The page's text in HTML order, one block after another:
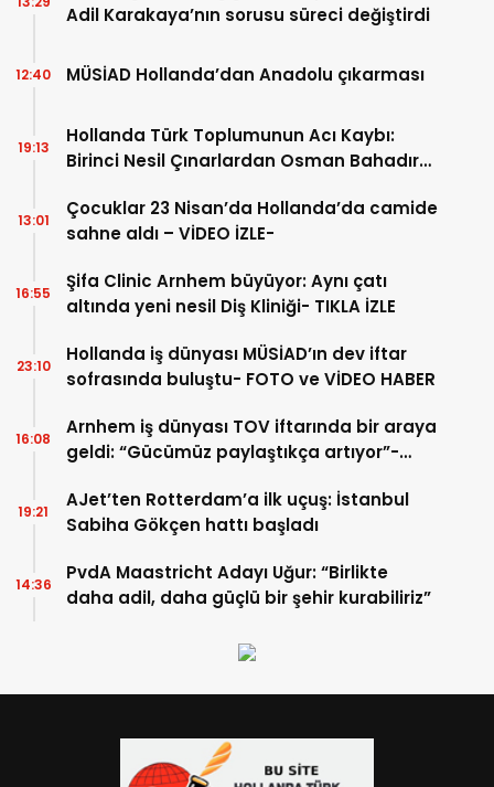
Adil Karakaya’nın sorusu süreci değiştirdi
MÜSİAD Hollanda’dan Anadolu çıkarması
12:40
Hollanda Türk Toplumunun Acı Kaybı:
Birinci Nesil Çınarlardan Osman Bahadır
19:13
Çocuklar 23 Nisan’da Hollanda’da camide
sahne aldı – VİDEO İZLE-
13:01
Şifa Clinic Arnhem büyüyor: Aynı çatı
altında yeni nesil Diş Kliniği- TIKLA İZLE
16:55
Hollanda iş dünyası MÜSİAD’ın dev iftar
sofrasında buluştu- FOTO ve VİDEO HABER
23:10
Arnhem iş dünyası TOV iftarında bir araya
geldi: “Gücümüz paylaştıkça artıyor”-
16:08
AJet’ten Rotterdam’a ilk uçuş: İstanbul
Sabiha Gökçen hattı başladı
19:21
PvdA Maastricht Adayı Uğur: “Birlikte
daha adil, daha güçlü bir şehir kurabiliriz”
14:36